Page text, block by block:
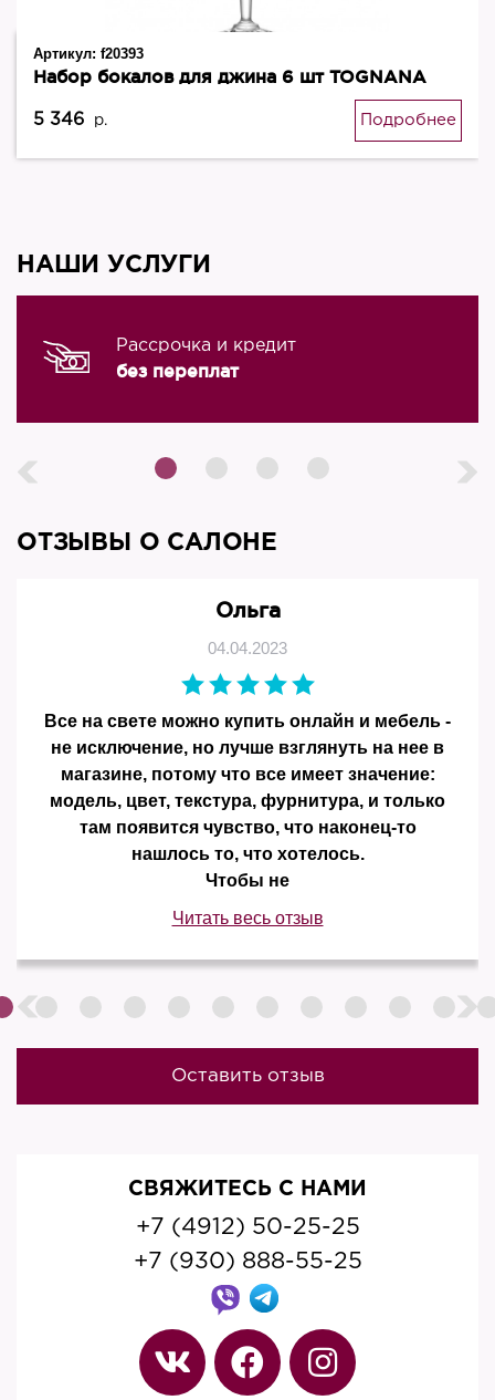
Артикул: f20393
Набор бокалов для джина 6 шт TOGNANA
5 346 р. Подробнее
НАШИ УСЛУГИ
Рассрочка и кредит
без переплат
ОТЗЫВЫ О САЛОНЕ
Ольга
04.04.2023
Все на свете можно купить онлайн и мебель -
не исключение, но лучше взглянуть на нее в
магазине, потому что все имеет значение:
модель, цвет, текстура, фурнитура, и только
там появится чувство, что наконец-то
нашлось то, что хотелось.
Чтобы не
Читать весь отзыв
Оставить отзыв
СВЯЖИТЕСЬ С НАМИ
+7 (4912) 50-25-25
+7 (930) 888-55-25